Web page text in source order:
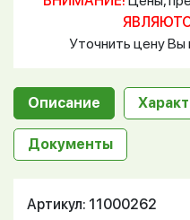
Уточнить цену
Описание
Документы
Артикул: 11000262